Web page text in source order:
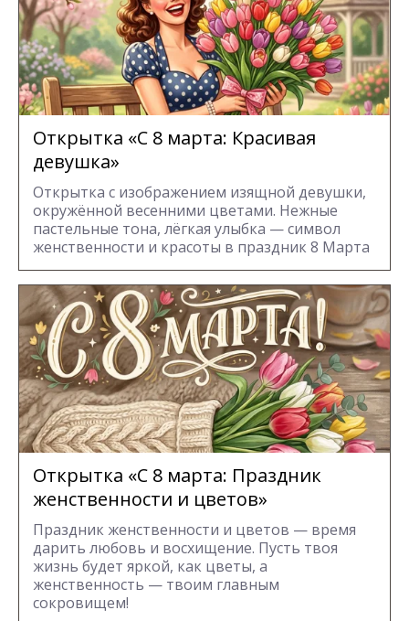
Открытка «С 8 марта: Красивая
девушка»
Открытка с изображением изящной девушки,
окружённой весенними цветами. Нежные
пастельные тона, лёгкая улыбка — символ
женственности и красоты в праздник 8 Марта
Открытка «С 8 марта: Праздник
женственности и цветов»
Праздник женственности и цветов — время
дарить любовь и восхищение. Пусть твоя
жизнь будет яркой, как цветы, а
женственность — твоим главным
сокровищем!